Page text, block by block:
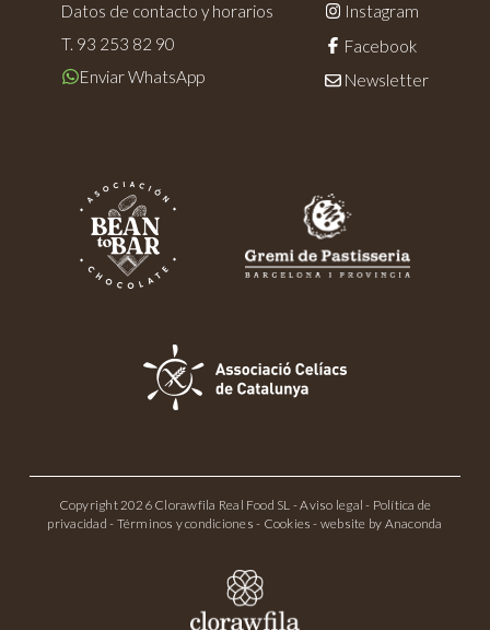
Datos de contacto y horarios
T. 93 253 82 90
Enviar WhatsApp
Instagram
Facebook
Newsletter
Copyright 2026 Clorawfila Real Food SL -Aviso legal - Política de
privacidad - Términos y condiciones - Cookies - website by Anaconda